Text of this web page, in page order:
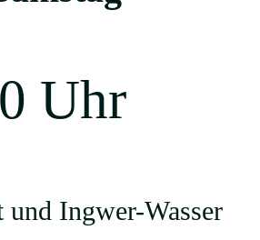
Uhr
und Ingwer-Wasser